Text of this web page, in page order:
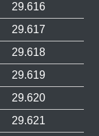
29.616
29.617
29.618
29.619
29.620
29.621